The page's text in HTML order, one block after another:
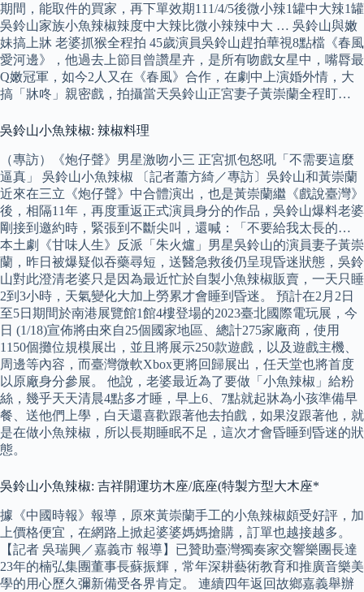
期間，能取件的買家，再下單效期111/4/5後微小辣1罐中大辣1罐
吳鈴山家族小魚辣椒辣度中大辣比微小辣辣中大 … 吳鈴山與嫩
妹搞上牀 老婆抓猴全程拍 45歲演員吳鈴山趕拍華視8點檔《春風
愛河邊》，他過去上節目曾讚星卉，是所有吻戲女星中，嘴脣最
Q嫩冠軍，如今2人又在《春風》合作，在劇中上演婚外情，大
搞「牀咚」親密戲，拍攝當天吳鈴山正宮妻子黃崇蘭全程盯…
吳鈴山小魚辣椒: 辣椒料理
（專訪）《炮仔聲》男星激吻小三 正宮抓包怒吼「不需要這麼
逼真」 吳鈴山小魚辣椒 〔記者蕭方綺／專訪〕吳鈴山和黃崇蘭
近來在三立《炮仔聲》中合體演出，也是黃崇蘭繼《戲說臺灣》
後，相隔11年，再度重返正式演員身分的作品，吳鈴山爆料老婆
剛接到邀約時，緊張到不斷尖叫，還喊：「不要給我太長的…
本土劇《甘味人生》反派「朱火爐」男星吳鈴山的演員妻子黃崇
蘭，昨日被爆疑似吞藥尋短，送醫急救後仍呈現昏迷狀態，吳鈴
山對此澄清老婆只是因為最近忙於自製小魚辣椒販賣，一天只睡
2到3小時，天氣變化大加上勞累才會睡到昏迷。 預計在2月2日
至5日期間於南港展覽館1館4樓登場的2023臺北國際電玩展，今
日 (1/18)宣佈將由來自25個國家地區、總計275家廠商，使用
1150個攤位規模展出，並且將展示250款遊戲，以及遊戲主機、
周邊等內容，而臺灣微軟Xbox更將回歸展出，任天堂也將首度
以原廠身分參展。 他說，老婆最近為了要做「小魚辣椒」給粉
絲，幾乎天天清晨4點多才睡，早上6、7點就起牀為小孩準備早
餐、送他們上學，白天還喜歡跟著他去拍戲，如果沒跟著他，就
是在做小魚辣椒，所以長期睡眠不足，這次才會昏睡到昏迷的狀
態。
吳鈴山小魚辣椒: 吉祥開運坊木座/底座(特製方型大木座*
據《中國時報》報導，原來黃崇蘭手工的小魚辣椒頗受好評，加
上價格便宜，在網路上掀起婆婆媽媽搶購，訂單也越接越多。
【記者 吳瑞興／嘉義市 報導】已贊助臺灣獨奏家交響樂團長達
23年的楠弘集團董事長蘇振輝，常年深耕藝術教育和推廣音樂美
學的用心歷久彌新備受各界肯定。 連續四年返回故鄉嘉義舉辦